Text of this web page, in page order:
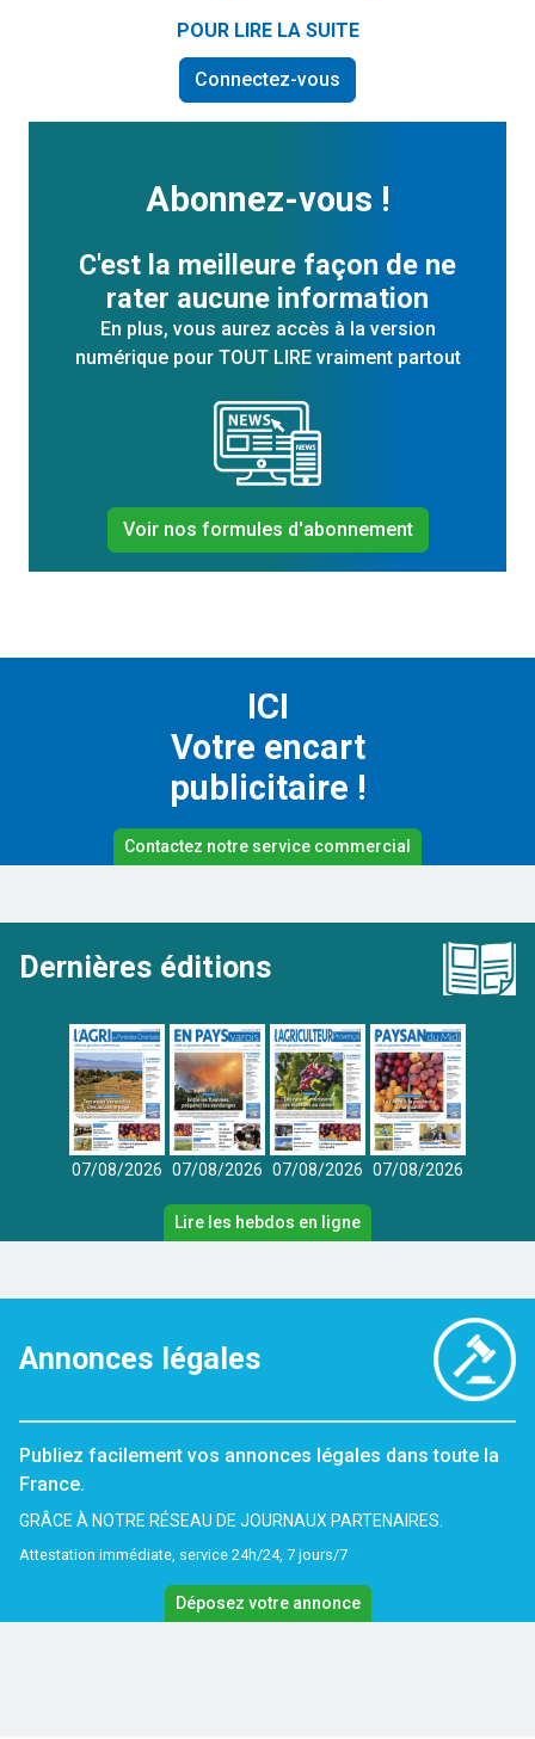
POUR LIRE LA SUITE
Connectez-vous
Abonnez-vous !
C'est la meilleure façon de ne
rater aucune information
En plus, vous aurez accès à la version
numérique pour TOUT LIRE vraiment partout
Voir nos formules d'abonnement
ICI
Votre encart
publicitaire !
Contactez notre service commercial
Dernières éditions
07/08/2026 07/08/2026 07/08/2026 07/08/2026
Lire les hebdos en ligne
Annonces légales
Publiez facilement vos annonces légales dans toute la
France.
GRÂCE À NOTRE RÉSEAU DE JOURNAUX PARTENAIRES.
Attestation immédiate, service 24h/24, 7 jours/7
Déposez votre annonce